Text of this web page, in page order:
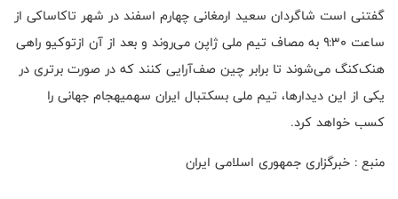
گفتنی است شاگردان سعید ارمغانی چهارم اسفند در شهر تاکاساکی از
ساعت ۹:۳۰ به مصاف تیم ملی ژاپن می‌روند و بعد از آن ازتوکیو راهی
هنک‌کنگ می‌شوند تا برابر چین صف‌آرایی کنند که در صورت برتری در
یکی از این دیدارها، تیم ملی بسکتبال ایران سهمیهجام جهانی را
کسب خواهد کرد.
منبع : خبرگزاری جمهوری اسلامی ایران